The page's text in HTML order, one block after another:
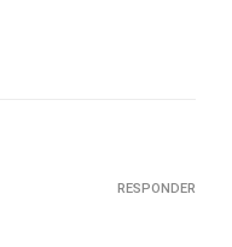
RESPONDER